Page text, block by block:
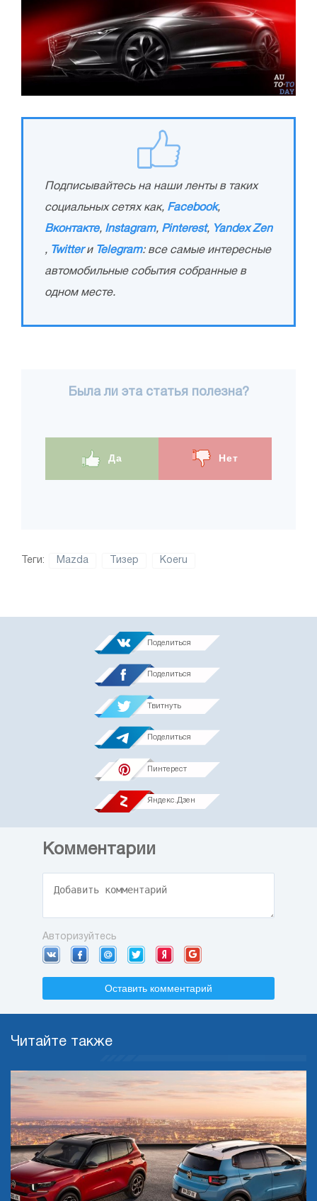
Подписывайтесь на наши ленты в таких
социальных сетях как, Facebook,
Вконтакте, Instagram, Pinterest, Yandex Zen
, Twitterи Telegram: все самые интересные
автомобильные события собранные в
одном месте.
Была ли эта статья полезна?
Да Нет
Теги: Mazda Тизер Koeru
Поделиться
Поделиться
Твитнуть
Поделиться
Пинтерест
Яндекс.Дзен
Комментарии
Авторизуйтесь
Оставить комментарий
Читайте также